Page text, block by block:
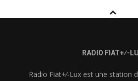
RADIO FIAT+⁄-
Radio Fiat+⁄-Lux est une station